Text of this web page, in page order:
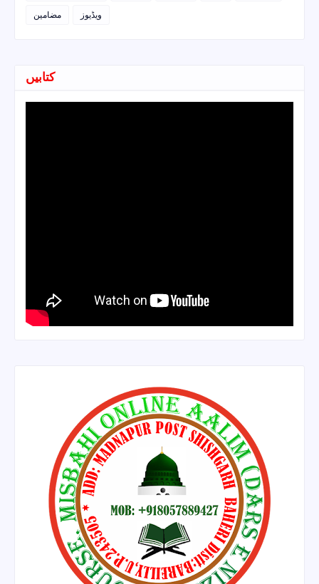
مضامین
ویڈیوز
کتابیں